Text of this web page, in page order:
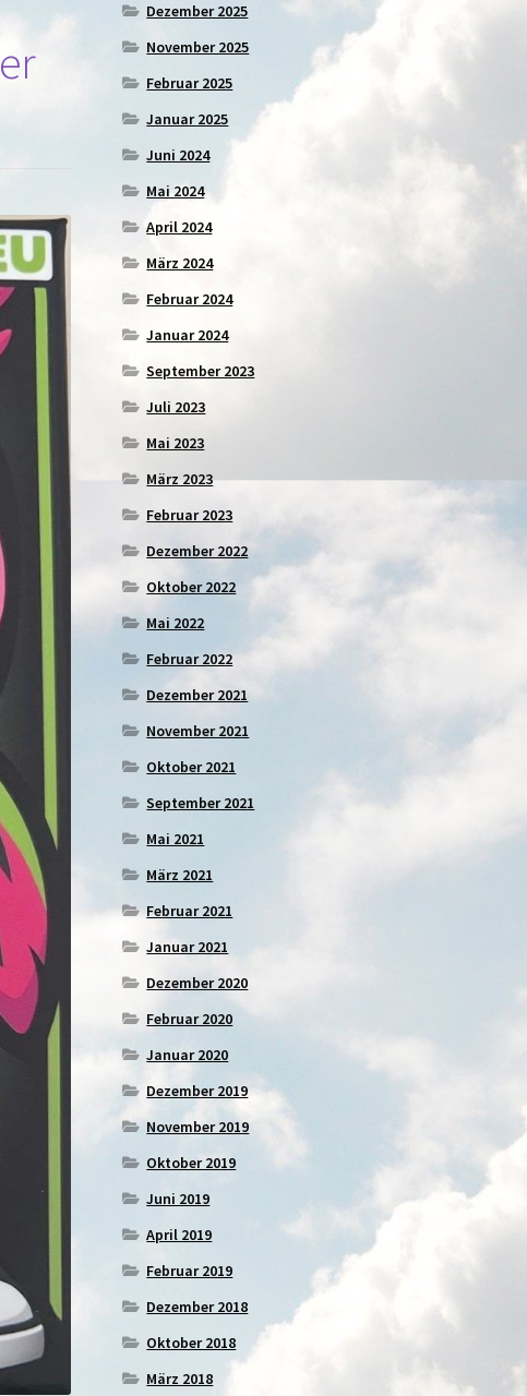
Dezember 2025
November 2025
Februar 2025
Januar 2025
Juni 2024
Mai 2024
April 2024
März 2024
Februar 2024
Januar 2024
September 2023
Juli 2023
Mai 2023
März 2023
Februar 2023
Dezember 2022
Oktober 2022
Mai 2022
Februar 2022
Dezember 2021
November 2021
Oktober 2021
September 2021
Mai 2021
März 2021
Februar 2021
Januar 2021
Dezember 2020
Februar 2020
Januar 2020
Dezember 2019
November 2019
Oktober 2019
Juni 2019
April 2019
Februar 2019
Dezember 2018
Oktober 2018
März 2018